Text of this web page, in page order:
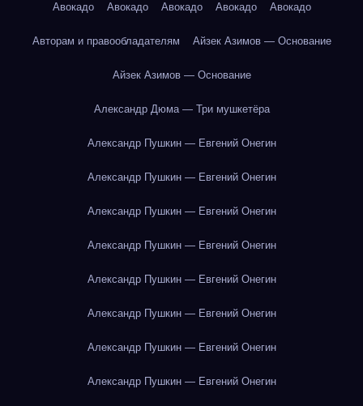
Авокадо Авокадо Авокадо Авокадо Авокадо
Авторам и правообладателям Айзек Азимов — Основание
Айзек Азимов — Основание
Александр Дюма — Три мушкетёра
Александр Пушкин — Евгений Онегин
Александр Пушкин — Евгений Онегин
Александр Пушкин — Евгений Онегин
Александр Пушкин — Евгений Онегин
Александр Пушкин — Евгений Онегин
Александр Пушкин — Евгений Онегин
Александр Пушкин — Евгений Онегин
Александр Пушкин — Евгений Онегин